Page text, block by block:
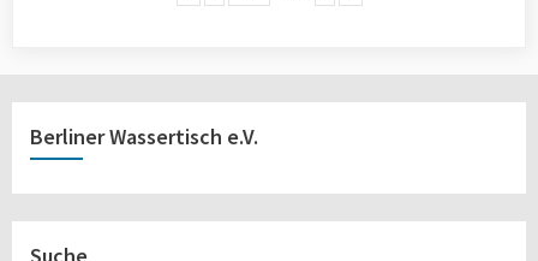
Berliner Wassertisch e.V.
Suche